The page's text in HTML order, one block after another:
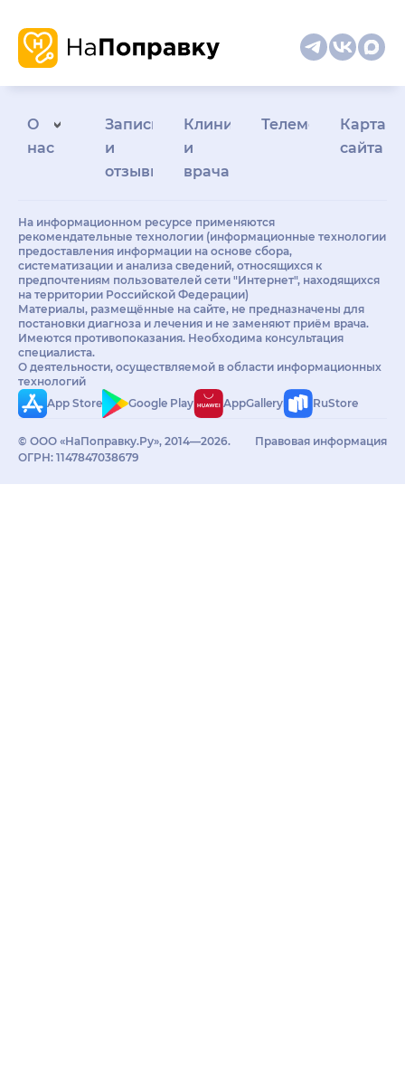
О
нас
Запись
и
отзывы
Клиникам
и
врачам
Телемедицина
Карта
сайта
На информационном ресурсе применяются
рекомендательные технологии (информационные технологии
предоставления информации на основе сбора,
систематизации и анализа сведений, относящихся к
предпочтениям пользователей сети "Интернет", находящихся
на территории Российской Федерации)
Материалы, размещённые на сайте, не предназначены для
постановки диагноза и лечения и не заменяют приём врача.
Имеются противопоказания. Необходима консультация
специалиста.
О деятельности, осуществляемой в области информационных
технологий
App Store
Google Play AppGallery RuStore
© ООО «НаПоправку.Ру», 2014—2026.
ОГРН: 1147847038679
Правовая информация